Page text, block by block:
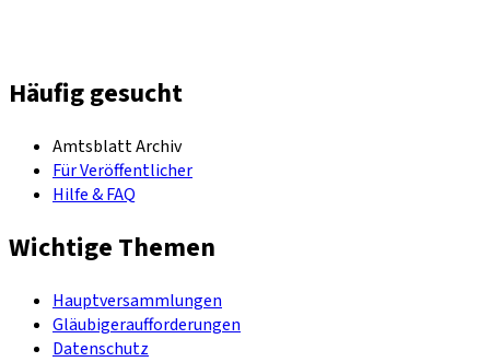
Häufig gesucht
Amtsblatt Archiv
Für Veröffentlicher
Hilfe & FAQ
Wichtige Themen
Hauptversammlungen
Gläubigeraufforderungen
Datenschutz